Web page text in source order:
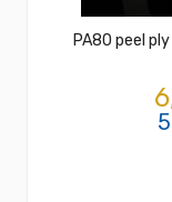
PA80 peel